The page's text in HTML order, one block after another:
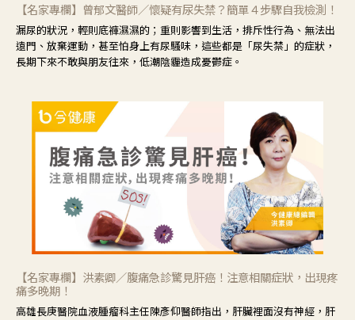
【名家專欄】曾郁文醫師／懷疑有尿失禁？簡單４步驟自我檢測！
漏尿的狀況，輕則底褲濕濕的；重則影響到生活，排斥性行為、無法出
遠門、放棄運動，甚至怕身上有尿騷味，這些都是「尿失禁」的症狀，
長期下來不敢與朋友往來，低潮陰霾造成憂鬱症。
【名家專欄】洪素卿／腹痛急診驚見肝癌！注意相關症狀，出現疼
痛多晚期！
高雄長庚醫院血液腫瘤科主任陳彥仰醫師指出，肝臟裡面沒有神經，肝